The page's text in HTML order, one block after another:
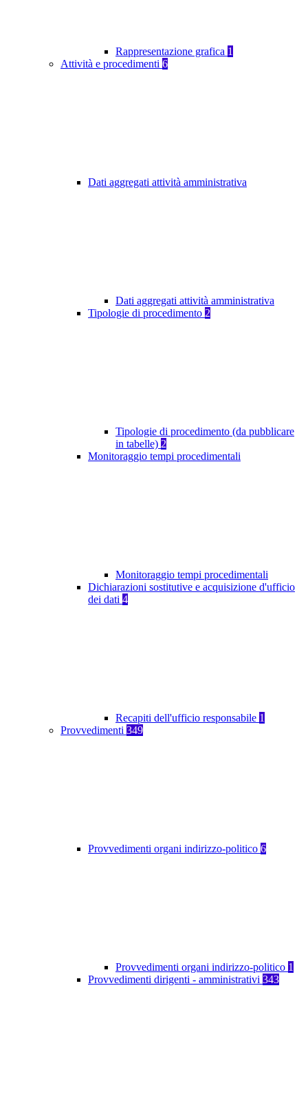
Rappresentazione grafica 1
Attività e procedimenti 6
Dati aggregati attività amministrativa
Dati aggregati attività amministrativa
Tipologie di procedimento 2
Tipologie di procedimento (da pubblicare
in tabelle) 2
Monitoraggio tempi procedimentali
Monitoraggio tempi procedimentali
Dichiarazioni sostitutive e acquisizione d'ufficio
dei dati 4
Recapiti dell'ufficio responsabile 1
Provvedimenti 349
Provvedimenti organi indirizzo-politico 6
Provvedimenti organi indirizzo-politico 1
Provvedimenti dirigenti - amministrativi 343